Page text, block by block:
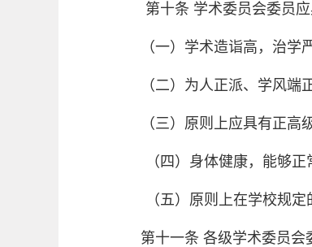
第十条 学术委员会委员应
（一）学术造诣高，治学
（二）为人正派、学风端
（三）原则上应具有正高
（四）身体健康，能够
（五）原则上在学校规
第十一条 各级学术委员会